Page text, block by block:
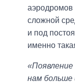
аэродромов
сложной
и под
именно
нам больше